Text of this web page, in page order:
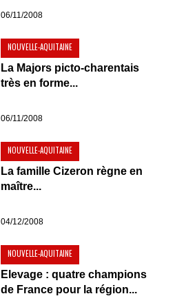
06/11/2008
NOUVELLE-AQUITAINE
La Majors picto-charentais
très en forme...
06/11/2008
NOUVELLE-AQUITAINE
La famille Cizeron règne en
maître...
04/12/2008
NOUVELLE-AQUITAINE
Elevage : quatre champions
de France pour la région...